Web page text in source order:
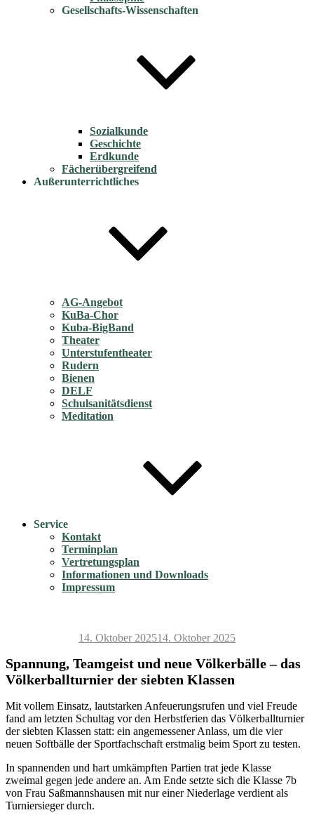
Gesellschafts-Wissenschaften
Sozialkunde
Geschichte
Erdkunde
Fächerübergreifend
Außerunterrichtliches
AG-Angebot
KuBa-Chor
Kuba-BigBand
Theater
Unterstufentheater
Rudern
Bienen
DELF
Schulsanitätsdienst
Meditation
Service
Kontakt
Terminplan
Vertretungsplan
Informationen und Downloads
Impressum
Veröffentlicht
14. Oktober 202514. Oktober 2025
Spannung, Teamgeist und neue Völkerbälle – das
Völkerballturnier der siebten Klassen
Mit vollem Einsatz, lautstarken Anfeuerungsrufen und viel Freude
fand am letzten Schultag vor den Herbstferien das Völkerballturnier
der siebten Klassen statt: ein angemessener Anlass, um die vier
neuen Softbälle der Sportfachschaft erstmalig beim Sport zu testen.
In spannenden und hart umkämpften Partien trat jede Klasse
zweimal gegen jede andere an. Am Ende setzte sich die Klasse 7b
von Frau Saßmannshausen mit nur einer Niederlage verdient als
Turniersieger durch.